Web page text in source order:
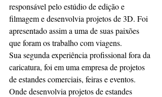
responsável pelo estúdio de edição e
filmagem e desenvolvia projetos de 3D. Foi
apresentado assim a uma de suas paixões
que foram os trabalho com viagens.
Sua segunda experiência profissional fora da
caricatura, foi em uma empresa de projetos
de estandes comerciais, feiras e eventos.
Onde desenvolvia projetos de estandes